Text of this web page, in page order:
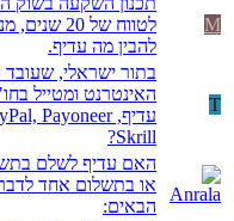
M
לטווח של 20
להבין מה עדיף.
T
בתור ישראלי, שעובד
האינטרנט ומטייל
Skrill?
האם עדיף לשלם
או בתשלום אחד
הבאים: